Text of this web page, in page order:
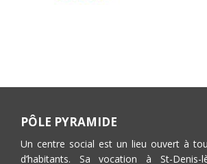
PÔLE PYRAMIDE
Un centre social est un lieu ouvert à
d’habitants. Sa vocation à St-